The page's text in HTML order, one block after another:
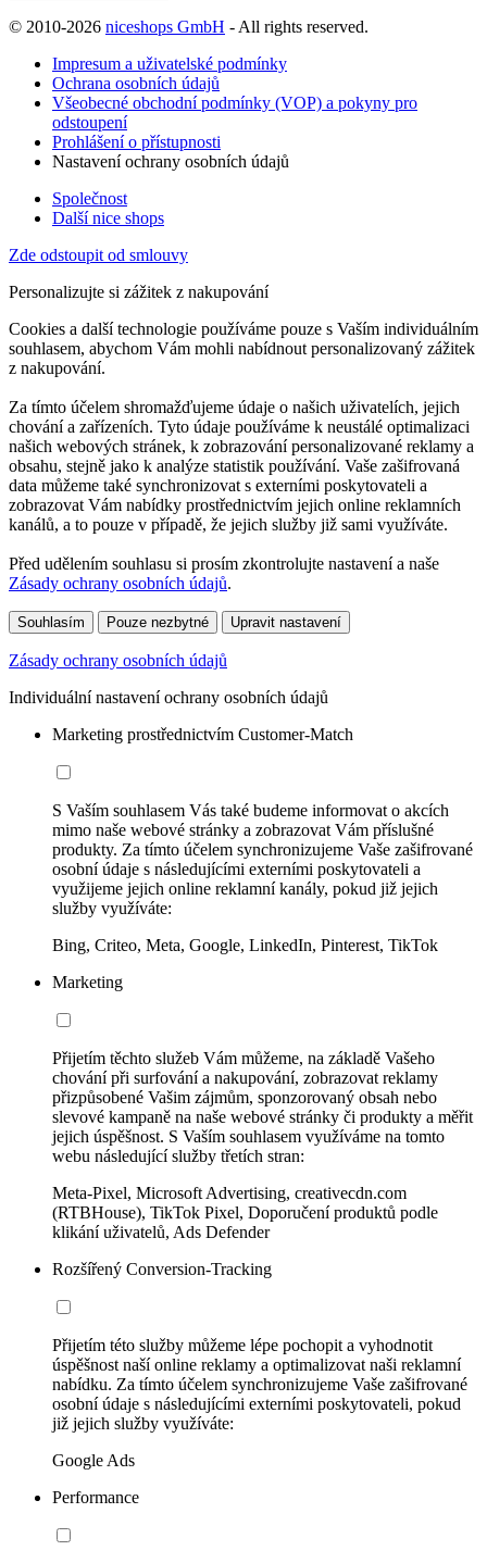
© 2010-2026 niceshops GmbH - All rights reserved.
Impresum a uživatelské podmínky
Ochrana osobních údajů
Všeobecné obchodní podmínky (VOP) a pokyny pro
odstoupení
Prohlášení o přístupnosti
Nastavení ochrany osobních údajů
Společnost
Další nice shops
Zde odstoupit od smlouvy
Personalizujte si zážitek z nakupování
Cookies a další technologie používáme pouze s Vaším individuálním
souhlasem, abychom Vám mohli nabídnout personalizovaný zážitek
z nakupování.
Za tímto účelem shromažďujeme údaje o našich uživatelích, jejich
chování a zařízeních. Tyto údaje používáme k neustálé optimalizaci
našich webových stránek, k zobrazování personalizované reklamy a
obsahu, stejně jako k analýze statistik používání. Vaše zašifrovaná
data můžeme také synchronizovat s externími poskytovateli a
zobrazovat Vám nabídky prostřednictvím jejich online reklamních
kanálů, a to pouze v případě, že jejich služby již sami využíváte.
Před udělením souhlasu si prosím zkontrolujte nastavení a naše
Zásady ochrany osobních údajů.
Souhlasím Pouze nezbytné Upravit nastavení
Zásady ochrany osobních údajů
Individuální nastavení ochrany osobních údajů
Marketing prostřednictvím Customer-Match
S Vaším souhlasem Vás také budeme informovat o akcích
mimo naše webové stránky a zobrazovat Vám příslušné
produkty. Za tímto účelem synchronizujeme Vaše zašifrované
osobní údaje s následujícími externími poskytovateli a
využijeme jejich online reklamní kanály, pokud již jejich
služby využíváte:
Bing, Criteo, Meta, Google, LinkedIn, Pinterest, TikTok
Marketing
Přijetím těchto služeb Vám můžeme, na základě Vašeho
chování při surfování a nakupování, zobrazovat reklamy
přizpůsobené Vašim zájmům, sponzorovaný obsah nebo
slevové kampaně na naše webové stránky či produkty a měřit
jejich úspěšnost. S Vaším souhlasem využíváme na tomto
webu následující služby třetích stran:
Meta-Pixel, Microsoft Advertising, creativecdn.com
(RTBHouse), TikTok Pixel, Doporučení produktů podle
klikání uživatelů, Ads Defender
Rozšířený Conversion-Tracking
Přijetím této služby můžeme lépe pochopit a vyhodnotit
úspěšnost naší online reklamy a optimalizovat naši reklamní
nabídku. Za tímto účelem synchronizujeme Vaše zašifrované
osobní údaje s následujícími externími poskytovateli, pokud
již jejich služby využíváte:
Google Ads
Performance